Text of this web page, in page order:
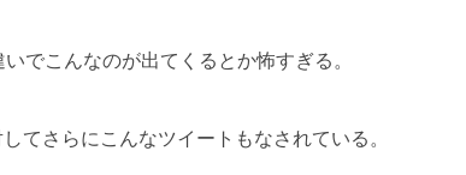
でこんなのが出てくるとか怖すぎる。
てさらにこんなツイートもなされている。